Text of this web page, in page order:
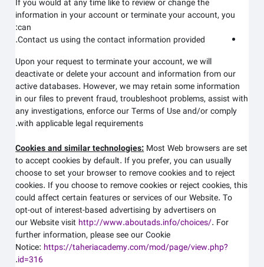
If you would at any time like to review or change the
information in your account or terminate your account, you
can:
Contact us using the contact information provided.
Upon your request to terminate your account, we will
deactivate or delete your account and information from our
active databases. However, we may retain some information
in our files to prevent fraud, troubleshoot problems, assist with
any investigations, enforce our Terms of Use and/or comply
with applicable legal requirements.
Cookies and similar technologies:Most Web browsers are set
to accept cookies by default. If you prefer, you can usually
choose to set your browser to remove cookies and to reject
cookies. If you choose to remove cookies or reject cookies, this
could affect certain features or services of ourWebsite. To
opt-out of interest-based advertising by advertisers on
ourWebsitevisithttp://www.aboutads.info/choices/.For
further information, please see our Cookie
Notice:https://taheriacademy.com/mod/page/view.php?
id=316
.